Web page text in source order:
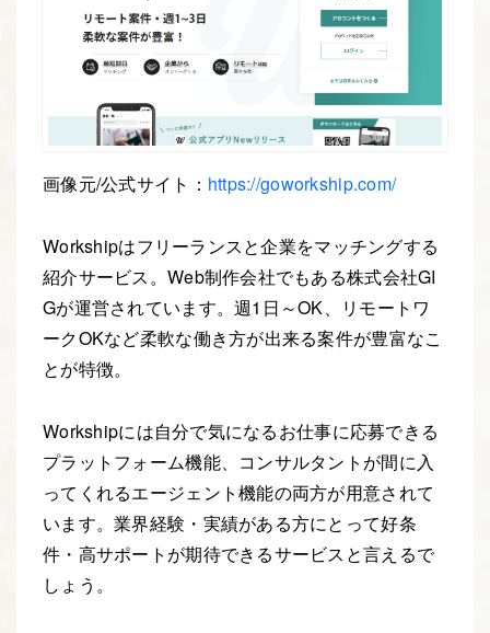
画像元/公式サイト： https://goworkship.com/
Workshipはフリーランスと企業をマッチングする
紹介サービス。Web制作会社でもある株式会社GI
Gが運営されています。週1日～OK、リモートワ
ークOKなど柔軟な働き方が出来る案件が豊富なこ
とが特徴。
Workshipには自分で気になるお仕事に応募できる
プラットフォーム機能、コンサルタントが間に入
ってくれるエージェント機能の両方が用意されて
います。業界経験・実績がある方にとって好条
件・高サポートが期待できるサービスと言えるで
しょう。